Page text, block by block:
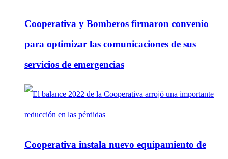
Cooperativa y Bomberos firmaron convenio
para optimizar las comunicaciones de sus
servicios de emergencias
Cooperativa instala nuevo equipamiento de